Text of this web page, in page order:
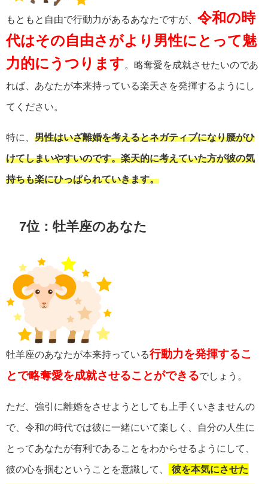
もともと自由で行動力があるあなたですが、 令和の時
代はその自由さがより男性にとって魅
力的にうつります 。略奪愛を成就させたいのであ
れば、あなたが本来持っている楽天さを発揮するようにし
てください。
特に、 男性はいざ離婚を考えるとネガティブになり腰がひ
けてしまいやすいのです。楽天的に考えていた方が彼の気
持ちも楽にひっぱられていきます。
7位：牡羊座のあなた
牡羊座のあなたが本来持っている行動力を発揮するこ
とで略奪愛を成就させることができるでしょう。
ただ、強引に離婚をさせようとしても上手くいきませんの
で、令和の時代では彼に一緒にいて楽しく、自分の人生に
とってあなたが有利であることをわからせるようにして、
彼の心を掴むということを意識して、 彼を本気にさせた